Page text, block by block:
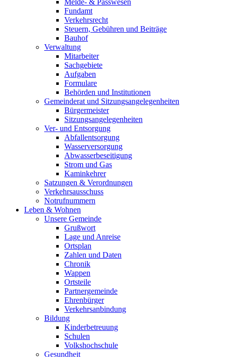
Melde- & Passwesen
Fundamt
Verkehrsrecht
Steuern, Gebühren und Beiträge
Bauhof
Verwaltung
Mitarbeiter
Sachgebiete
Aufgaben
Formulare
Behörden und Institutionen
Gemeinderat und Sitzungsangelegenheiten
Bürgermeister
Sitzungsangelegenheiten
Ver- und Entsorgung
Abfallentsorgung
Wasserversorgung
Abwasserbeseitigung
Strom und Gas
Kaminkehrer
Satzungen & Verordnungen
Verkehrsausschuss
Notrufnummern
Leben & Wohnen
Unsere Gemeinde
Grußwort
Lage und Anreise
Ortsplan
Zahlen und Daten
Chronik
Wappen
Ortsteile
Partnergemeinde
Ehrenbürger
Verkehrsanbindung
Bildung
Kinderbetreuung
Schulen
Volkshochschule
Gesundheit